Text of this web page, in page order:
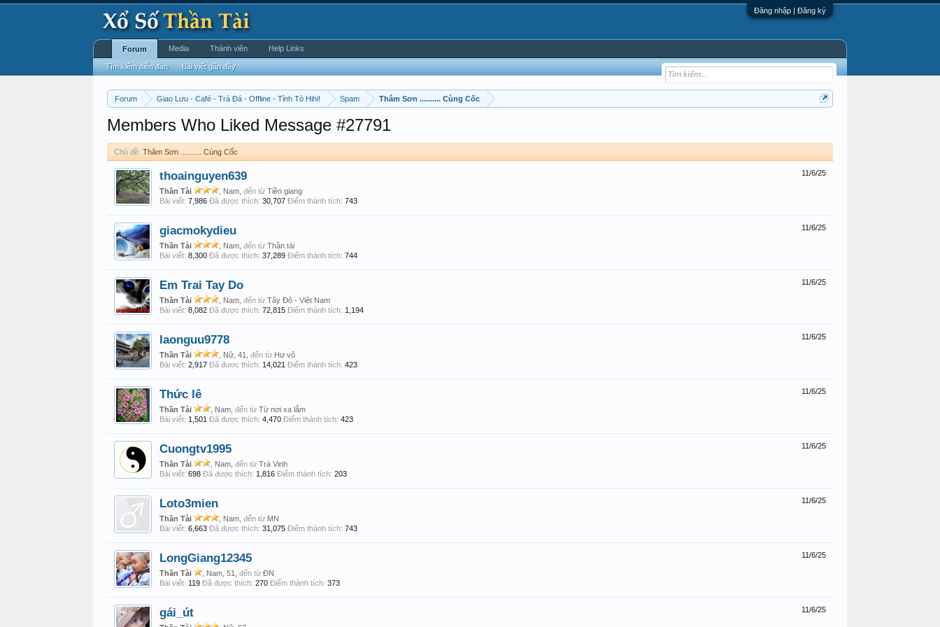
Đăng nhập | Đăng ký
Forum Giao Lưu - Café - Trà Đá - Offline - Tỉnh Tò Hihi! Spam Thâm Sơn .......... Cùng Cốc
Members Who Liked Message #27791
Chủ đề: Thâm Sơn .......... Cùng Cốc
11/6/25
thoainguyen639
Thần Tài , Nam, đến từ Tiền giang
Bài viết: 7,986 Đã được thích: 30,707 Điểm thành tích: 743
11/6/25
giacmokydieu
Thần Tài , Nam, đến từ Thần tài
Bài viết: 8,300 Đã được thích: 37,289 Điểm thành tích: 744
11/6/25
Em Trai Tay Do
Thần Tài , Nam, đến từ Tây Đô - Việt Nam
Bài viết: 8,082 Đã được thích: 72,815 Điểm thành tích: 1,194
11/6/25
laonguu9778
Thần Tài , Nữ, 41, đến từ Hư vô
Bài viết: 2,917 Đã được thích: 14,021 Điểm thành tích: 423
11/6/25
Thức lê
Thần Tài , Nam, đến từ Từ nơi xa lắm
Bài viết: 1,501 Đã được thích: 4,470 Điểm thành tích: 423
11/6/25
Cuongtv1995
Thần Tài , Nam, đến từ Trà Vinh
Bài viết: 698 Đã được thích: 1,816 Điểm thành tích: 203
11/6/25
Loto3mien
Thần Tài , Nam, đến từ MN
Bài viết: 6,663 Đã được thích: 31,075 Điểm thành tích: 743
11/6/25
LongGiang12345
Thần Tài , Nam, 51, đến từ ĐN
Bài viết: 119 Đã được thích: 270 Điểm thành tích: 373
11/6/25
gái_út
Forum
Tìm kiếm diễn đàn Bài viết gần đây
Media Thành viên Help Links